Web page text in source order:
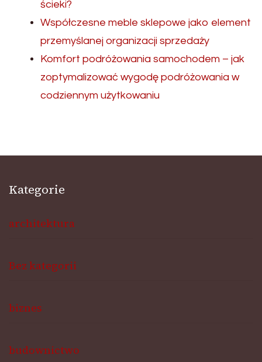
ścieki?
Współczesne meble sklepowe jako element
przemyślanej organizacji sprzedaży
Komfort podróżowania samochodem – jak
zoptymalizować wygodę podróżowania w
codziennym użytkowaniu
Kategorie
architektura
Bez kategorii
biznes
budownictwo